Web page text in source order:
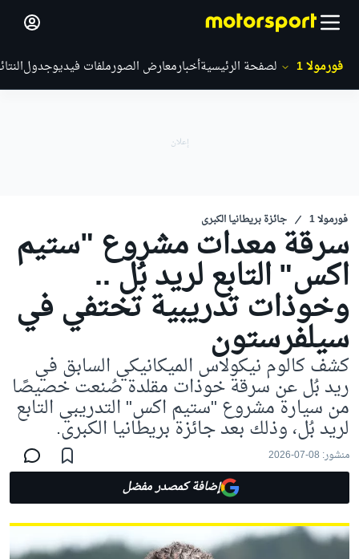
فورمولا 1 الصفحة الرئيسيةأخبارمعارض الصورملفات فيديوجدول
فورمولا 1 جائزة بريطانيا الكبرى
سرقة معدات مشروع "ستيم
اكس" التابع لريد بُل ..
وخوذات تدريبية تختفي في
سيلفرستون
كشف كالوم نيكولاس الميكانيكي السابق في
ريد بُل عن سرقة خوذات مقلدة صُنعت خصيصًا
من سيارة مشروع "ستيم اكس" التدريبي التابع
لريد بُل، وذلك بعد جائزة بريطانيا الكبرى.
منشور: 08-07-2026
إضافة كمصدر مفضل